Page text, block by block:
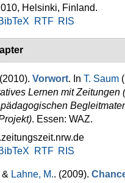
Helsinki, Finland.
RTF RIS
Vorwort. In T. Saum
Lernen mit Zeitungen
. Essen: WAZ.
RTF RIS
& Lahne, M.. (2009).